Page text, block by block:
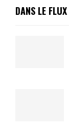
DANS LE FLUX